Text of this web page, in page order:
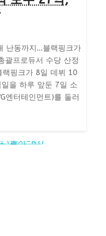
난동까지…블랙핑크가
괄프로듀서 수당 산정
핑크가 8일 데뷔 10
을 하루 앞둔 7일 소
엔터테인먼트)를 둘러